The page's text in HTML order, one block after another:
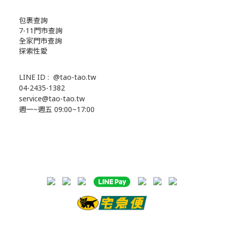
包裹查詢
7-11門市查詢
全家門市查詢
探索性愛
LINE ID : @tao-tao.tw
04-2435-1382
service@tao-tao.tw
週一~週五 09:00~17:00